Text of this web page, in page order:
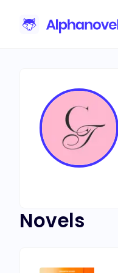
Novels